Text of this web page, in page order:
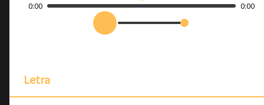
0:00 0:00
Letra